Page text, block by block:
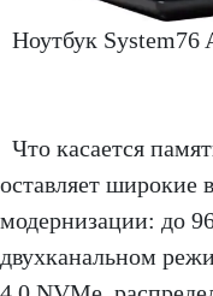
Ноутбук System76
Что касается
оставляет широкие
модернизации: до
двухканальном